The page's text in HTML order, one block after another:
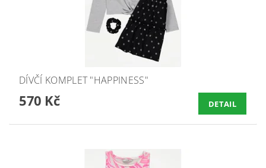
DÍVČÍ KOMPLET "HAPPINESS"
570 Kč DETAIL